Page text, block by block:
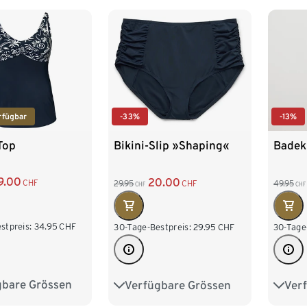
CHF
34.95 CHF
Grössen
44 46
-33%
Bikini-Slip »Shaping«
29.95 CHF 20.00 CHF
30-Tage-Bestpreis: 29.95 CHF
Verfügbare Grössen
40 42 44 46
-13%
49.95 CHF
30-
46